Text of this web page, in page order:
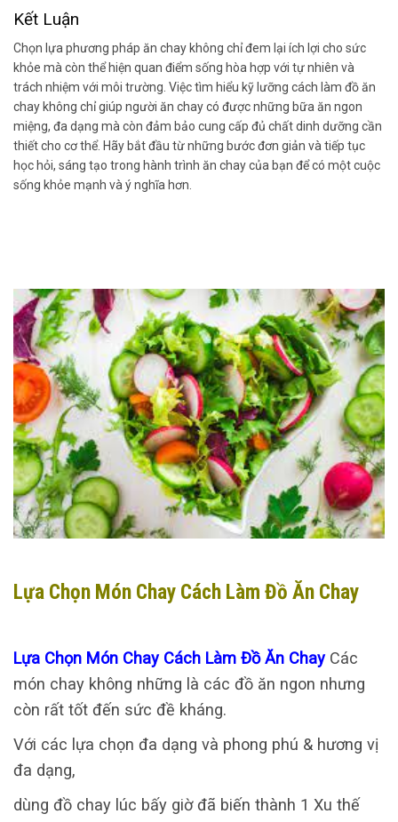
Kết Luận
Chọn lựa phương pháp ăn chay không chỉ đem lại ích lợi cho sức
khỏe mà còn thể hiện quan điểm sống hòa hợp với tự nhiên và
trách nhiệm với môi trường. Việc tìm hiểu kỹ lưỡng cách làm đồ ăn
chay không chỉ giúp người ăn chay có được những bữa ăn ngon
miệng, đa dạng mà còn đảm bảo cung cấp đủ chất dinh dưỡng cần
thiết cho cơ thể. Hãy bắt đầu từ những bước đơn giản và tiếp tục
học hỏi, sáng tạo trong hành trình ăn chay của bạn để có một cuộc
sống khỏe mạnh và ý nghĩa hơn.
Lựa Chọn Món Chay Cách Làm Đồ Ăn Chay
Lựa Chọn Món Chay Cách Làm Đồ Ăn Chay Các
món chay không những là các đồ ăn ngon nhưng
còn rất tốt đến sức đề kháng.
Với các lựa chọn đa dạng và phong phú & hương vị
đa dạng,
dùng đồ chay lúc bấy giờ đã biến thành 1 Xu thế